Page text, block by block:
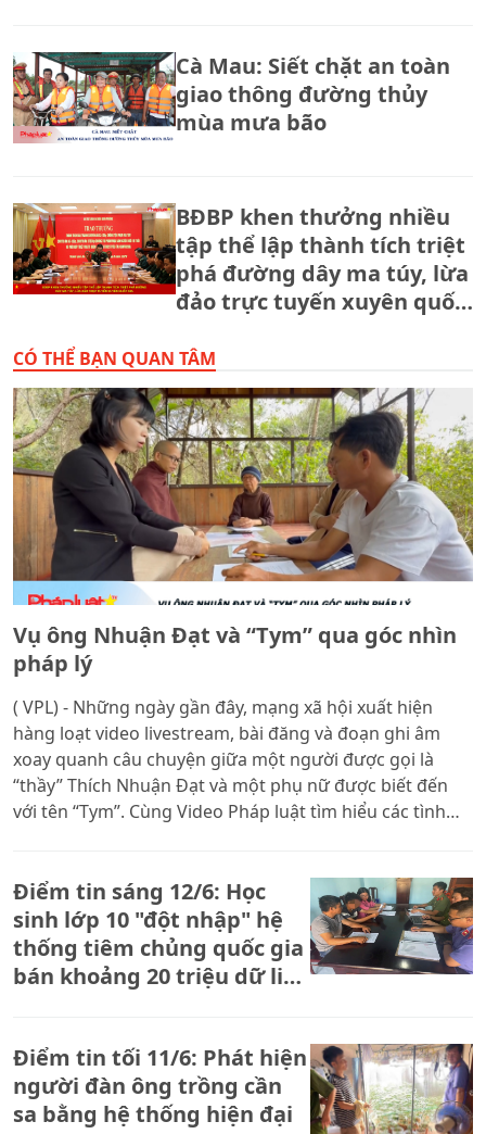
Cà Mau: Siết chặt an toàn
giao thông đường thủy
mùa mưa bão
BĐBP khen thưởng nhiều
tập thể lập thành tích triệt
phá đường dây ma túy, lừa
đảo trực tuyến xuyên quốc
CÓ THỂ BẠN QUAN TÂM
Vụ ông Nhuận Đạt và “Tym” qua góc nhìn
pháp lý
( VPL) - Những ngày gần đây, mạng xã hội xuất hiện
hàng loạt video livestream, bài đăng và đoạn ghi âm
xoay quanh câu chuyện giữa một người được gọi là
“thầy” Thích Nhuận Đạt và một phụ nữ được biết đến
với tên “Tym”. Cùng Video Pháp luật tìm hiểu các tình
Điểm tin sáng 12/6: Học
sinh lớp 10 "đột nhập" hệ
thống tiêm chủng quốc gia
bán khoảng 20 triệu dữ liệu
Điểm tin tối 11/6: Phát hiện
người đàn ông trồng cần
sa bằng hệ thống hiện đại